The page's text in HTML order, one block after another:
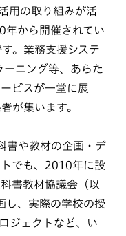
用の取り組みが活
年から開催されてい
。業務支援システ
ニング等、あらた
ビスが一堂に展
が集います。
書や教材の企画・デ
でも、2010年に設
書教材協議会（以
し、実際の学校の授
ジェクトなど、い